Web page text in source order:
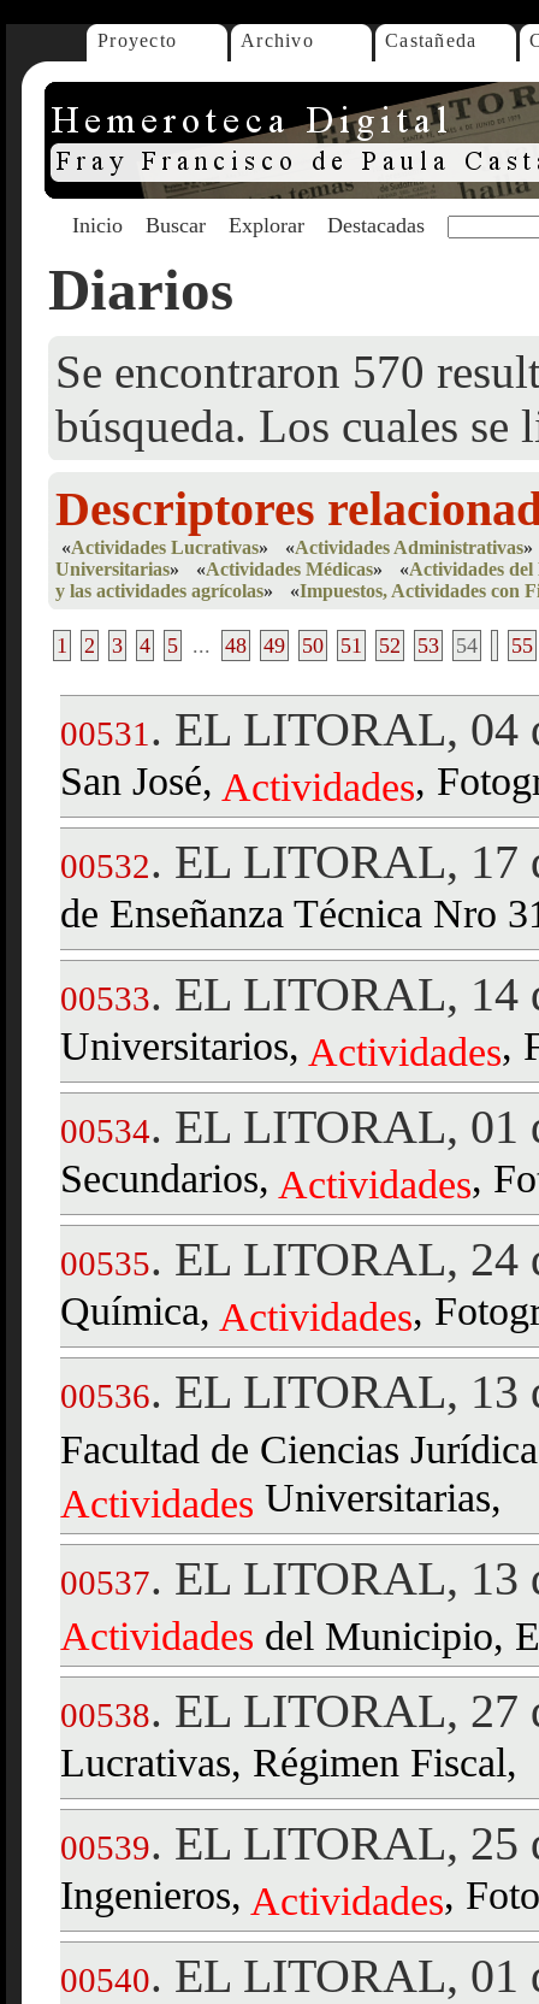
Proyecto Archivo Castañeda
Inicio Buscar Explorar Destacadas
Diarios
Se encontraron 570
búsqueda. Los cuales se
Descriptores
«Actividades Lucrativas» «Actividades Administrativas»
Universitarias» «Actividades Médicas» «Actividades
y las actividades agrícolas» «Impuestos, Actividades con
1 2 3 4 5 ... 48 49 50 51 52 53 54 55
00531 . EL LITORAL, 04
San José, Actividades,
00532. EL LITORAL, 17
de Enseñanza Técnica Nro
00533. EL LITORAL, 14
Universitarios, Actividades,
00534. EL LITORAL, 01
Secundarios, Actividades,
00535. EL LITORAL, 24
Química, Actividades,
00536. EL LITORAL, 13
Facultad de Ciencias
Actividades Universitarias,
00537. EL LITORAL, 13
Actividades del Municipio,
00538. EL LITORAL, 27
Lucrativas, Régimen Fiscal,
00539. EL LITORAL, 25
Ingenieros, Actividades,
00540. EL LITORAL, 01